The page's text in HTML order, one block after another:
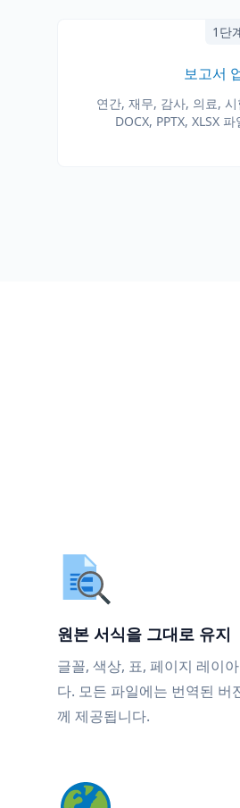
1단
보고서
연간, 재무, 감사, 의료,
DOCX, PPTX, XLSX
원본 서식을 그대로 유지
글꼴, 색상, 표, 페이지 레이
다. 모든 파일에는 번역된 버
께 제공됩니다.